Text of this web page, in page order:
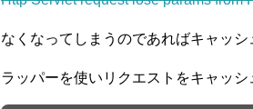
なくなってしまうのであればキャッシ
ラッパーを使いリクエストをキャッ